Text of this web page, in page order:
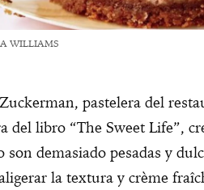
WILLIAMS
pastelera del
del libro “The Sweet Life”,
son demasiado pesadas y
la textura y crème